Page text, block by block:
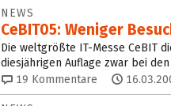
NEWS
CeBIT05: Weniger
Die weltgrößte IT-Messe CeBIT
diesjährigen Auflage zwar bei
19 Kommentare